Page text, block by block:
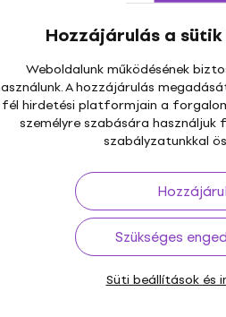
Hozzájárulás a
Weboldalunk működésének
A hozzájárulás
fél hirdetési platformjain a
személyre szabására használjuk
szabályzatunkkal
Szükséges
Süti beállítások és